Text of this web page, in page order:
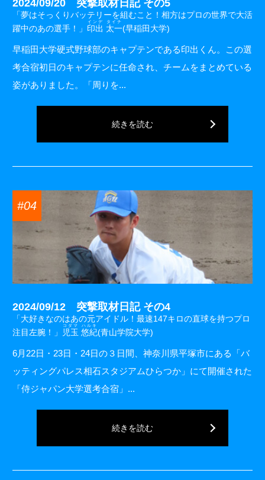
2024/09/20 突撃取材日記 その5
「夢はそっくりバッテリーを組むこと！相方はプロの世界で大活
躍中のあの選手！」 印出 太一
インデ タイチ
(早稲田大学)
早稲田大学硬式野球部のキャプテンである印出くん。この選
考合宿初日のキャプテンに任命され、チームをまとめている
姿がありました。「周りを...
続きを読む
#04
2024/09/12 突撃取材日記 その4
「大好きなのはあの元アイドル！最速147キロの直球を持つプロ
注目左腕！」
児玉 悠紀
コダマ ハルキ
(青山学院大学)
6月22日・23日・24日の３日間、神奈川県平塚市にある「バ
ッティングパレス相石スタジアムひらつか」にて開催された
「侍ジャパン大学選考合宿」...
続きを読む